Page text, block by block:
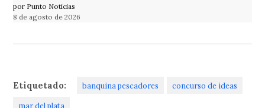
por Punto Noticias
8 de agosto de 2026
Etiquetado: banquina pescadores concurso de ideas
mar del plata